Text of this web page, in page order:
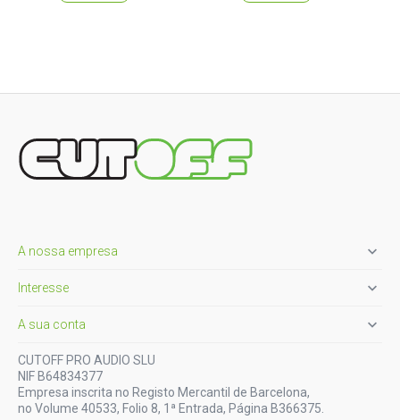
A nossa empresa 
Interesse 
A sua conta 
CUTOFF PRO AUDIO SLU
NIF B64834377
Empresa inscrita no Registo Mercantil de Barcelona,
no Volume 40533, Folio 8, 1ª Entrada, Página B366375.